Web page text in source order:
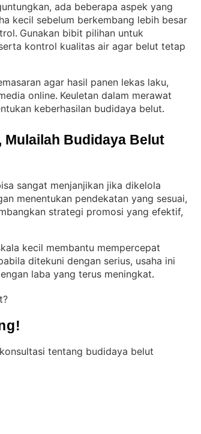
ada beberapa aspek yang
kecil sebelum berkembang lebih besar
. Gunakan bibit pilihan untuk
kontrol kualitas air agar belut tetap
agar hasil panen lekas laku,
online. Keuletan dalam merawat
keberhasilan budidaya belut.
Mulailah Budidaya Belut
sangat menjanjikan jika dikelola
menentukan pendekatan yang sesuai,
strategi promosi yang efektif,
kecil membantu mempercepat
ditekuni dengan serius, usaha ini
laba yang terus meningkat.
tentang budidaya belut